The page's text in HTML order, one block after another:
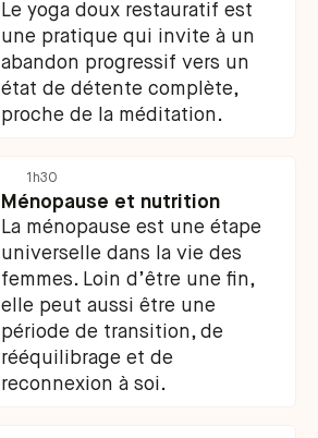
Le yoga doux restauratif est
une pratique qui invite à un
abandon progressif vers un
état de détente complète,
proche de la méditation.
1h30
Ménopause et nutrition
La ménopause est une étape
universelle dans la vie des
femmes. Loin d’être une fin,
elle peut aussi être une
période de transition, de
rééquilibrage et de
reconnexion à soi.